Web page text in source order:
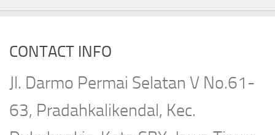
CONTACT INFO
Jl. Darmo Permai Selatan V No.61-
63, Pradahkalikendal, Kec.